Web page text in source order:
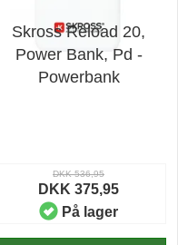
Skross Reload 20,
Power Bank, Pd -
Powerbank
DKK 536,95
DKK 375,95
På lager